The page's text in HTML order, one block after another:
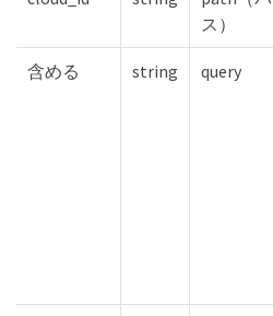
ス）
含める string query